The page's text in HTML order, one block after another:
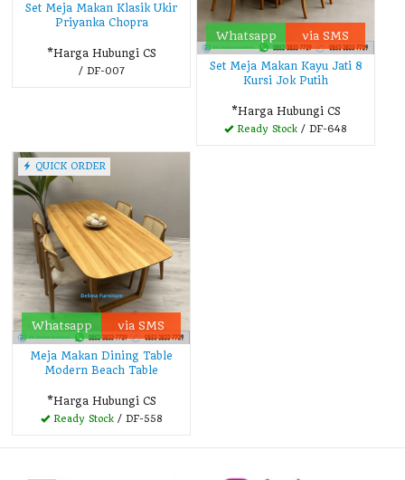
Set Meja Makan Klasik Ukir
Priyanka Chopra
*Harga Hubungi CS
/ DF-007
Whatsapp via SMS
Set Meja Makan Kayu Jati 8
Kursi Jok Putih
*Harga Hubungi CS
Ready Stock / DF-648
QUICK ORDER
Whatsapp via SMS
Meja Makan Dining Table
Modern Beach Table
*Harga Hubungi CS
Ready Stock/ DF-558